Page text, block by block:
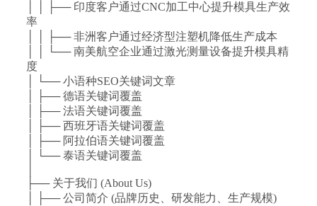
│ │ ├── 印度客户通过CNC加工中心提升模具生产效
率
│ │ ├── 非洲客户通过经济型注塑机降低生产成本
│ │ └── 南美航空企业通过激光测量设备提升模具精
度
│ └── 小语种SEO关键词文章
│ ├── 德语关键词覆盖
│ ├── 法语关键词覆盖
│ ├── 西班牙语关键词覆盖
│ ├── 阿拉伯语关键词覆盖
│ └── 泰语关键词覆盖
├── 关于我们 (About Us)
│ ├── 公司简介 (品牌历史、研发能力、生产规模)